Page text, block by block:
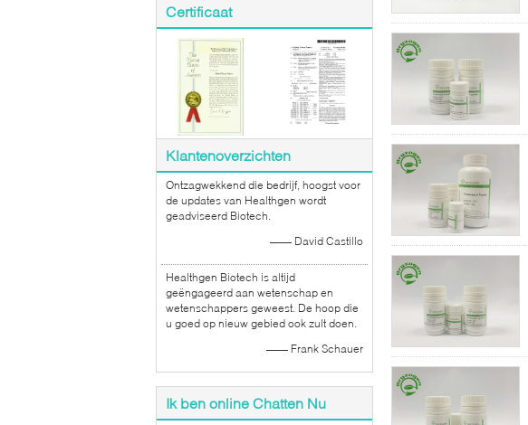
Certificaat
Klantenoverzichten
Ontzagwekkend die bedrijf, hoogst voor
de updates van Healthgen wordt
geadviseerd Biotech.
—— David Castillo
Healthgen Biotech is altijd
geëngageerd aan wetenschap en
wetenschappers geweest. De hoop die
u goed op nieuw gebied ook zult doen.
—— Frank Schauer
Ik ben online Chatten Nu